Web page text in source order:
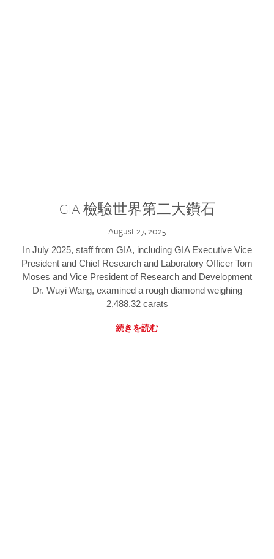
GIA 檢驗世界第二大鑽石
August 27, 2025
In July 2025, staff from GIA, including GIA Executive Vice
President and Chief Research and Laboratory Officer Tom
Moses and Vice President of Research and Development
Dr. Wuyi Wang, examined a rough diamond weighing
2,488.32 carats
続きを読む